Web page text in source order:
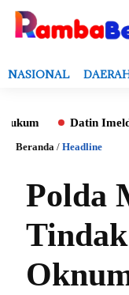
NASIONAL
Datin Imelda
Beranda / Headline
Polda